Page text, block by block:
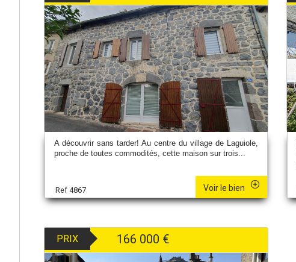
A découvrir sans tarder! Au centre du village de Laguiole,
proche de toutes commodités, cette maison sur trois...
Ref 4867 Voir le bien
PRIX 166 000 €